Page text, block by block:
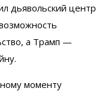
дьявольский центр
а Трамп —
моменту